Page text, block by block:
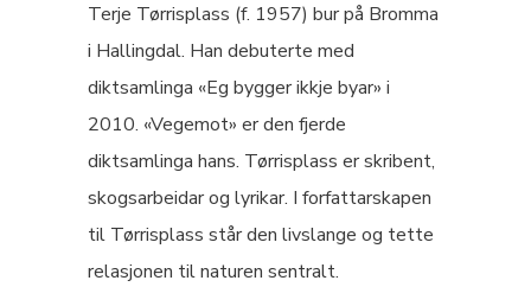
Terje Tørrisplass (f. 1957) bur på Bromma
i Hallingdal. Han debuterte med
diktsamlinga «Eg bygger ikkje byar» i
2010. «Vegemot» er den fjerde
diktsamlinga hans. Tørrisplass er skribent,
skogsarbeidar og lyrikar. I forfattarskapen
til Tørrisplass står den livslange og tette
relasjonen til naturen sentralt.